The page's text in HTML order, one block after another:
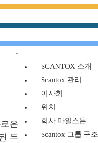
SCANTOX 소개
Scantox 관리
이사회
위치
회사 마일스톤
Scantox 그룹 구조
운
두